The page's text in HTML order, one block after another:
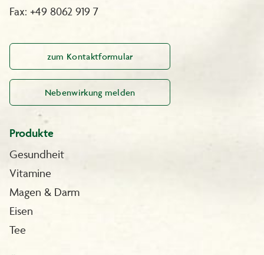
Fax: +49 8062 919 7
zum Kontaktformular
Nebenwirkung melden
Produkte
Gesundheit
Vitamine
Magen & Darm
Eisen
Tee